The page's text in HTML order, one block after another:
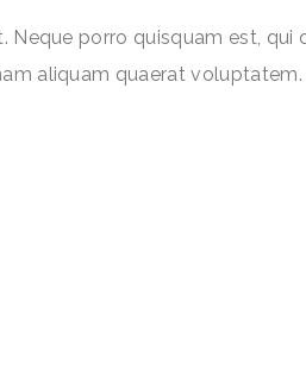
porro quisquam est, qui
aliquam quaerat voluptatem.